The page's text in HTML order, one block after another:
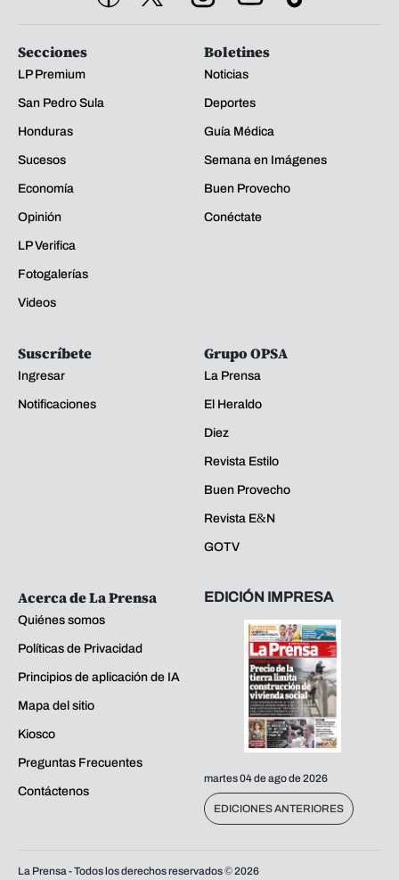
Secciones
LP Premium
San Pedro Sula
Honduras
Sucesos
Economía
Opinión
LP Verifica
Fotogalerías
Videos
Boletines
Noticias
Deportes
Guía Médica
Semana en Imágenes
Buen Provecho
Conéctate
Suscríbete
Ingresar
Notificaciones
Grupo OPSA
La Prensa
El Heraldo
Diez
Revista Estilo
Buen Provecho
Revista E&N
GOTV
Acerca de La Prensa
Quiénes somos
Políticas de Privacidad
Principios de aplicación de IA
Mapa del sitio
Kiosco
Preguntas Frecuentes
Contáctenos
EDICIÓN IMPRESA
martes 04 de ago de 2026
EDICIONES ANTERIORES
La Prensa - Todos los derechos reservados ©2026